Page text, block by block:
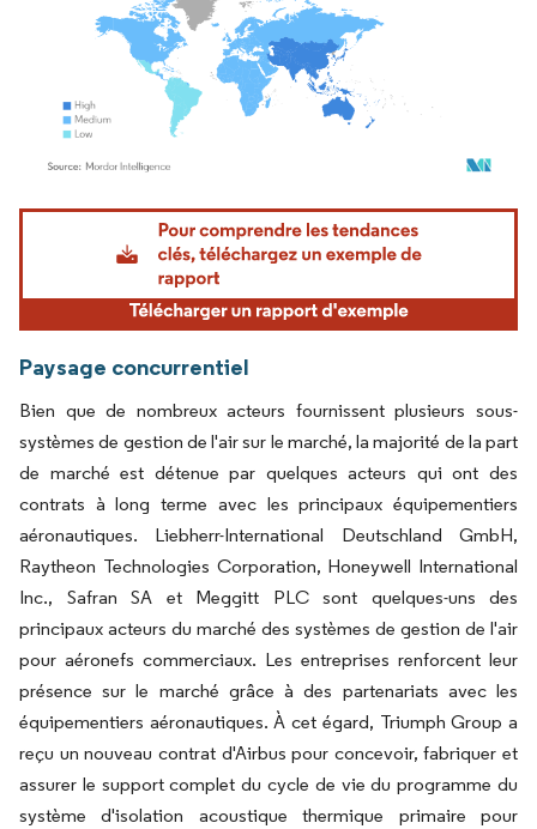
Image © Mordor Intelligence. La réutilisation nécessite une attribution sous CC BY
Paysage concurrentiel
Bien que de nombreux acteurs fournissent plusieurs sous-
systèmes de gestion de l'air sur le marché, la majorité de la part
de marché est détenue par quelques acteurs qui ont des
contrats à long terme avec les principaux équipementiers
aéronautiques. Liebherr-International Deutschland GmbH,
Raytheon Technologies Corporation, Honeywell International
Inc., Safran SA et Meggitt PLC sont quelques-uns des
principaux acteurs du marché des systèmes de gestion de l'air
pour aéronefs commerciaux. Les entreprises renforcent leur
présence sur le marché grâce à des partenariats avec les
équipementiers aéronautiques. À cet égard, Triumph Group a
reçu un nouveau contrat d'Airbus pour concevoir, fabriquer et
assurer le support complet du cycle de vie du programme du
système d'isolation acoustique thermique primaire pour